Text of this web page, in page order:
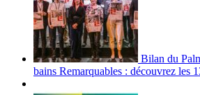
Bilan du
bains Remarquables : découvrez les